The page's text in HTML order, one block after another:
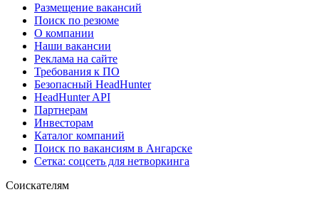
Размещение вакансий
Поиск по резюме
О компании
Наши вакансии
Реклама на сайте
Требования к ПО
Безопасный HeadHunter
HeadHunter API
Партнерам
Инвесторам
Каталог компаний
Поиск по вакансиям в Ангарске
Сетка: соцсеть для нетворкинга
Соискателям